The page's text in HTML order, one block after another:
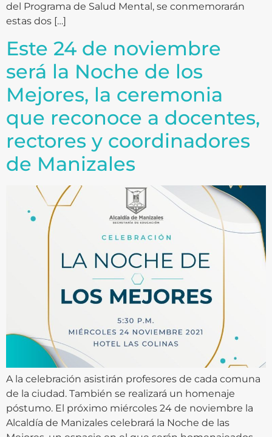
del Programa de Salud Mental, se conmemorarán
estas dos […]
Este 24 de noviembre
será la Noche de los
Mejores, la ceremonia
que reconoce a docentes,
rectores y coordinadores
de Manizales
A la celebración asistirán profesores de cada comuna
de la ciudad. También se realizará un homenaje
póstumo. El próximo miércoles 24 de noviembre la
Alcaldía de Manizales celebrará la Noche de las